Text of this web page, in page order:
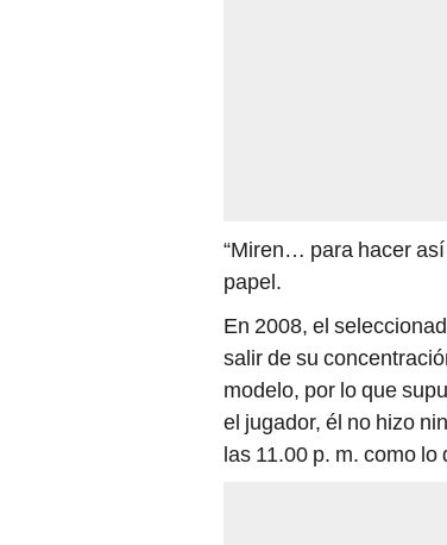
“Miren… para hacer
papel.
En 2008, el
salir de su
modelo, por lo que
el jugador, él no hizo
las 11.00 p. m. como